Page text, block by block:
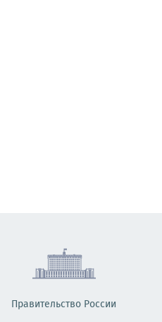
Правительство России